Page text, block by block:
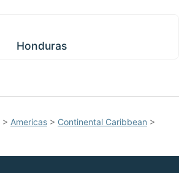
Honduras
> Americas > Continental Caribbean >